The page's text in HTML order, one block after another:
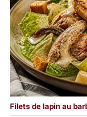
Filets de lapin au